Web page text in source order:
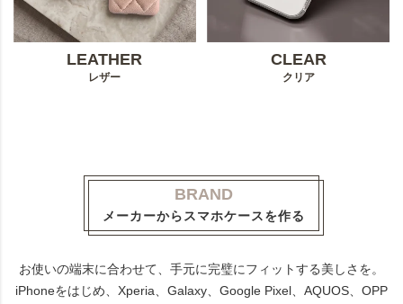
LEATHER
レザー
CLEAR
クリア
BRAND
メーカーからスマホケースを作る
お使いの端末に合わせて、手元に完璧にフィットする美しさを。
iPhoneをはじめ、Xperia、Galaxy、Google Pixel、AQUOS、OPP